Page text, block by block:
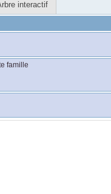
interactif
famille